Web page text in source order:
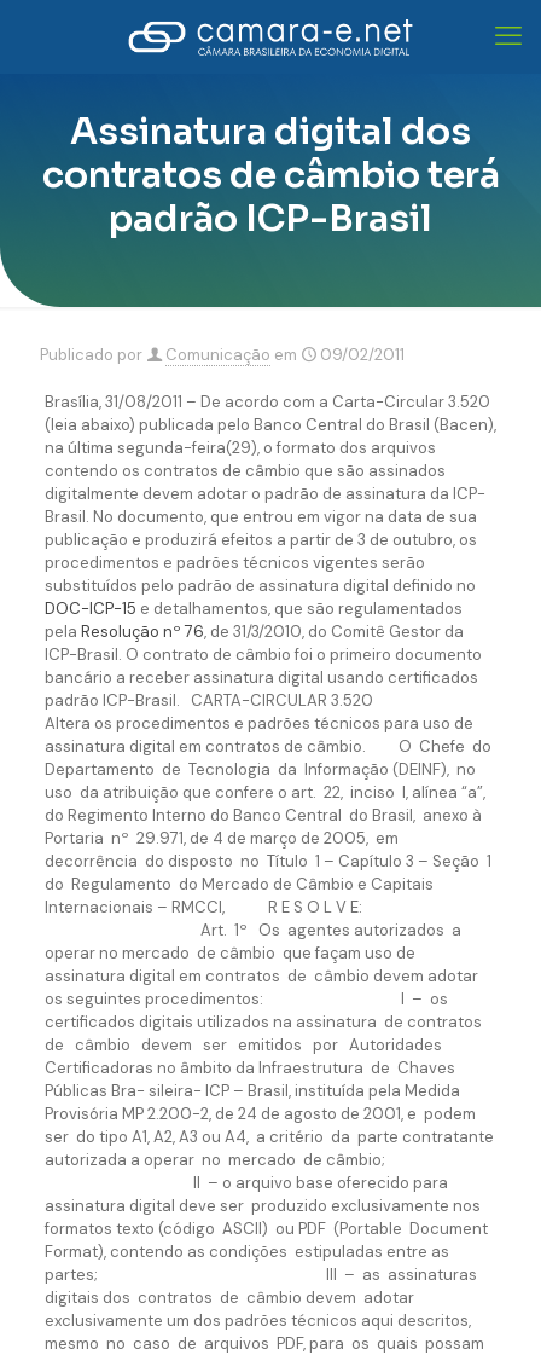
Assinatura digital dos
contratos de câmbio terá
padrão ICP-Brasil
Publicado por Comunicação em 09/02/2011
Brasília, 31/08/2011 – De acordo com a Carta-Circular 3.520
(leia abaixo) publicada pelo Banco Central do Brasil (Bacen),
na última segunda-feira(29), o formato dos arquivos
contendo os contratos de câmbio que são assinados
digitalmente devem adotar o padrão de assinatura da ICP-
Brasil. No documento, que entrou em vigor na data de sua
publicação e produzirá efeitos a partir de 3 de outubro, os
procedimentos e padrões técnicos vigentes serão
substituídos pelo padrão de assinatura digital definido no
DOC-ICP-15 e detalhamentos, que são regulamentados
pela Resolução nº 76, de 31/3/2010, do Comitê Gestor da
ICP-Brasil. O contrato de câmbio foi o primeiro documento
bancário a receber assinatura digital usando certificados
padrão ICP-Brasil. CARTA-CIRCULAR 3.520
Altera os procedimentos e padrões técnicos para uso de
assinatura digital em contratos de câmbio. O Chefe do
Departamento de Tecnologia da Informação (DEINF), no
uso da atribuição que confere o art. 22, inciso I, alínea “a”,
do Regimento Interno do Banco Central do Brasil, anexo à
Portaria nº 29.971, de 4 de março de 2005, em
decorrência do disposto no Título 1 – Capítulo 3 – Seção 1
do Regulamento do Mercado de Câmbio e Capitais
Internacionais – RMCCI, R E S O L V E:
Art. 1º Os agentes autorizados a
operar no mercado de câmbio que façam uso de
assinatura digital em contratos de câmbio devem adotar
os seguintes procedimentos: I – os
certificados digitais utilizados na assinatura de contratos
de câmbio devem ser emitidos por Autoridades
Certificadoras no âmbito da Infraestrutura de Chaves
Públicas Bra- sileira- ICP – Brasil, instituída pela Medida
Provisória MP 2.200-2, de 24 de agosto de 2001, e podem
ser do tipo A1, A2, A3 ou A4, a critério da parte contratante
autorizada a operar no mercado de câmbio;
II – o arquivo base oferecido para
assinatura digital deve ser produzido exclusivamente nos
formatos texto (código ASCII) ou PDF (Portable Document
Format), contendo as condições estipuladas entre as
partes; III – as assinaturas
digitais dos contratos de câmbio devem adotar
exclusivamente um dos padrões técnicos aqui descritos,
mesmo no caso de arquivos PDF, para os quais possam